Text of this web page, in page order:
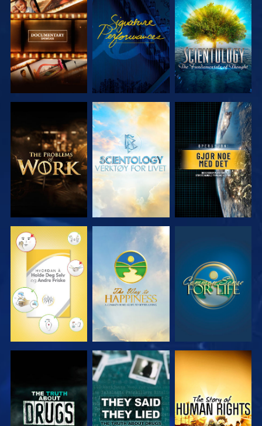
UTFORSK
SERIEN
SE
UTFORSK
SERIEN
UTFORSK
SERIEN
UTFORSK
SERIEN
SE
SE SE SE
SE SE